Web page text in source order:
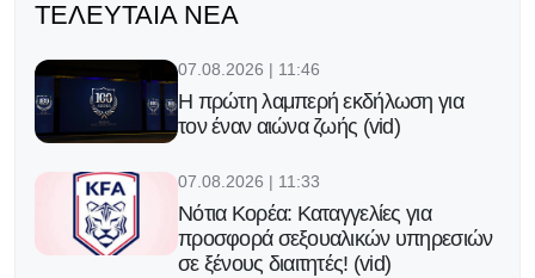
ΤΕΛΕΥΤΑΊΑ ΝΈΑ
07.08.2026 | 11:46
Η πρώτη λαμπερή εκδήλωση για
τον έναν αιώνα ζωής (vid)
07.08.2026 | 11:33
Νότια Κορέα: Καταγγελίες για
προσφορά σεξουαλικών υπηρεσιών
σε ξένους διαιτητές! (vid)